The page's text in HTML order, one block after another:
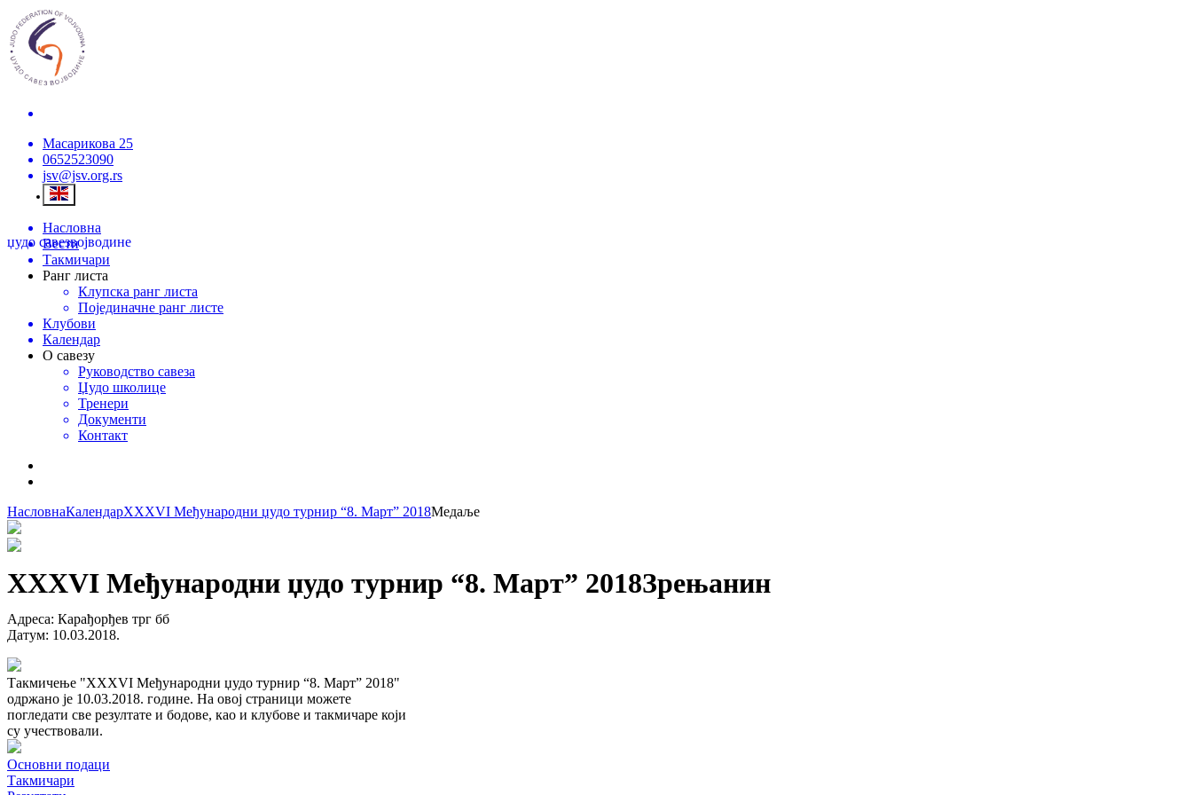
Масарикова 25
0652523090
jsv@jsv.org.rs
џудо савезвојводине
Насловна
Вести
Такмичари
Ранг листа
Клупска ранг листа
Појединачне ранг листе
Клубови
Календар
О савезу
Руководство савеза
Џудо школице
Тренери
Документи
Контакт
НасловнаКалендарXXXVI Међународни џудо турнир “8. Март” 2018Медаље
XXXVI Међународни џудо турнир “8. Март” 2018Зрењанин
Адреса: Карађорђев трг бб
Датум: 10.03.2018.
Такмичење "XXXVI Међународни џудо турнир “8. Март” 2018"
одржано је 10.03.2018. године. На овој страници можете
погледати све резултате и бодове, као и клубове и такмичаре који
су учествовали.
Основни подаци
Такмичари